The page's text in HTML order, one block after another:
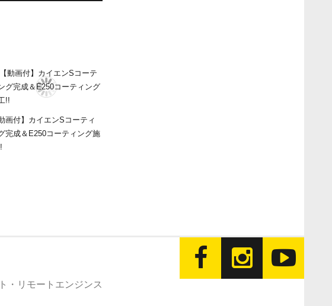
動画付】カイエンSコーティ
完成＆E250コーティング施
・リモートエンジンス